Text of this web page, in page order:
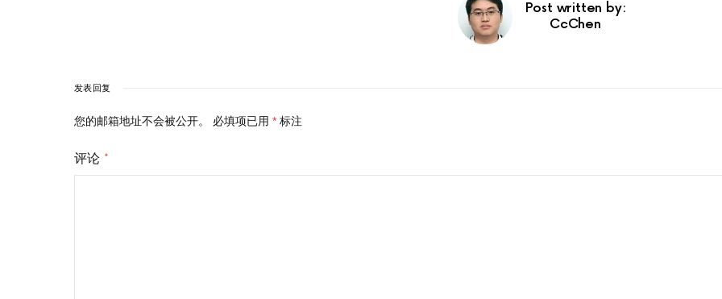
Post written by:
CcChen
发表回复
您的邮箱地址不会被公开。 必填项已用 * 标注
评论 *